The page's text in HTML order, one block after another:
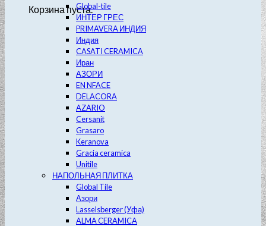
Корзина пуста.Global-tile
ИНТЕР ГРЕС
PRIMAVERA ИНДИЯ
Индия
CASATI CERAMICA
Иран
АЗОРИ
EN NFACE
DELACORA
AZARIO
Cersanit
Grasaro
Keranova
Gracia ceramica
Unitile
НАПОЛЬНАЯ ПЛИТКА
Global Tile
Азори
Lasselsberger (Уфа)
ALMA CERAMICA